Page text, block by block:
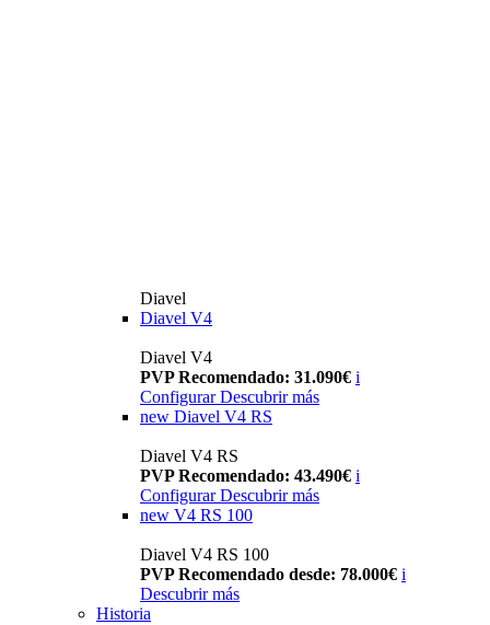
Diavel
Diavel V4
Diavel V4
PVP Recomendado: 31.090€ i
Configurar Descubrir más
new Diavel V4 RS
Diavel V4 RS
PVP Recomendado: 43.490€ i
Configurar Descubrir más
new V4 RS 100
Diavel V4 RS 100
PVP Recomendado desde: 78.000€ i
Descubrir más
Historia